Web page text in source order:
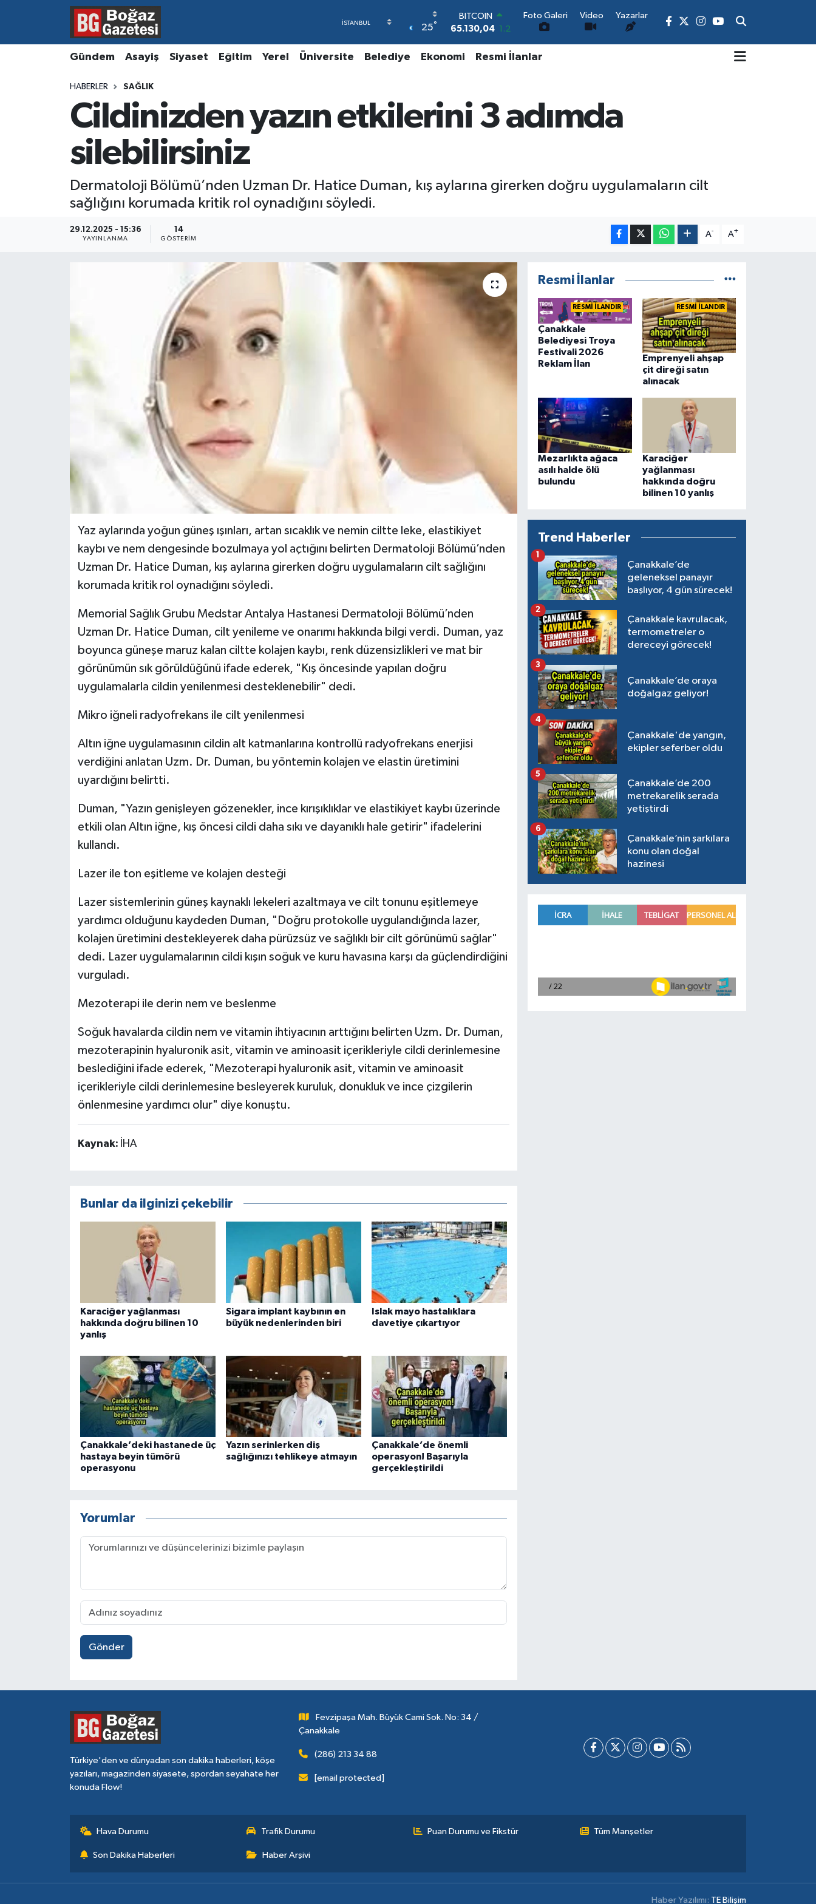
25°
65.130,04
DOLAR
47,7106 0.17
EURO
GRAM ALTIN
6648.99 2.59
Foto Galeri Video Yazarlar
Gündem Asayiş Siyaset Eğitim Yerel Üniversite Belediye Ekonomi Resmi İlanlar
HABERLER SAĞLIK
Cildinizden yazın etkilerini 3 adımda
silebilirsiniz
Dermatoloji Bölümü’nden Uzman Dr. Hatice Duman, kış aylarına girerken doğru uygulamaların cilt
sağlığını korumada kritik rol oynadığını söyledi.
29.12.2025 - 15:36
YAYINLANMA
14
GÖSTERIM
A- A+
Yaz aylarında yoğun güneş ışınları, artan sıcaklık ve nemin ciltte leke, elastikiyet
kaybı ve nem dengesinde bozulmaya yol açtığını belirten Dermatoloji Bölümü’nden
Uzman Dr. Hatice Duman, kış aylarına girerken doğru uygulamaların cilt sağlığını
korumada kritik rol oynadığını söyledi.
Memorial Sağlık Grubu Medstar Antalya Hastanesi Dermatoloji Bölümü’nden
Uzman Dr. Hatice Duman, cilt yenileme ve onarımı hakkında bilgi verdi. Duman, yaz
boyunca güneşe maruz kalan ciltte kolajen kaybı, renk düzensizlikleri ve mat bir
görünümün sık görüldüğünü ifade ederek, "Kış öncesinde yapılan doğru
uygulamalarla cildin yenilenmesi desteklenebilir" dedi.
Mikro iğneli radyofrekans ile cilt yenilenmesi
Altın iğne uygulamasının cildin alt katmanlarına kontrollü radyofrekans enerjisi
verdiğini anlatan Uzm. Dr. Duman, bu yöntemin kolajen ve elastin üretimini
uyardığını belirtti.
Duman, "Yazın genişleyen gözenekler, ince kırışıklıklar ve elastikiyet kaybı üzerinde
etkili olan Altın iğne, kış öncesi cildi daha sıkı ve dayanıklı hale getirir" ifadelerini
kullandı.
Lazer ile ton eşitleme ve kolajen desteği
Lazer sistemlerinin güneş kaynaklı lekeleri azaltmaya ve cilt tonunu eşitlemeye
yardımcı olduğunu kaydeden Duman, "Doğru protokolle uygulandığında lazer,
kolajen üretimini destekleyerek daha pürüzsüz ve sağlıklı bir cilt görünümü sağlar"
dedi. Lazer uygulamalarının cildi kışın soğuk ve kuru havasına karşı da güçlendirdiğini
vurguladı.
Mezoterapi ile derin nem ve beslenme
Soğuk havalarda cildin nem ve vitamin ihtiyacının arttığını belirten Uzm. Dr. Duman,
mezoterapinin hyaluronik asit, vitamin ve aminoasit içerikleriyle cildi derinlemesine
beslediğini ifade ederek, "Mezoterapi hyaluronik asit, vitamin ve aminoasit
içerikleriyle cildi derinlemesine besleyerek kuruluk, donukluk ve ince çizgilerin
önlenmesine yardımcı olur" diye konuştu.
Kaynak: İHA
Bunlar da ilginizi çekebilir
Karaciğer yağlanması
hakkında doğru bilinen 10
yanlış
Sigara implant kaybının en
büyük nedenlerinden biri
Islak mayo hastalıklara
davetiye çıkartıyor
Çanakkale’deki hastanede üç
hastaya beyin tümörü
operasyonu
Yazın serinlerken diş
sağlığınızı tehlikeye atmayın
Çanakkale’de önemli
operasyon! Başarıyla
gerçekleştirildi
Yorumlar
Gönder
Resmi İlanlar
RESMİ İLANDIR
Çanakkale
Belediyesi Troya
Festivali 2026
Reklam İlan
RESMİ İLANDIR
Emprenyeli ahşap
çit direği satın
alınacak
Mezarlıkta ağaca
asılı halde ölü
bulundu
Karaciğer
yağlanması
hakkında doğru
bilinen 10 yanlış
Trend Haberler
Çanakkale’de
geleneksel panayır
başlıyor, 4 gün sürecek!
1
Çanakkale kavrulacak,
termometreler o
dereceyi görecek!
2
Çanakkale’de oraya
doğalgaz geliyor!
3
Çanakkale'de yangın,
ekipler seferber oldu
4
Çanakkale’de 200
metrekarelik serada
yetiştirdi
5
Çanakkale’nin şarkılara
konu olan doğal
hazinesi
6
Türkiye'den ve dünyadan son dakika haberleri, köşe
yazıları, magazinden siyasete, spordan seyahate her
konuda Flow!
Fevzipaşa Mah. Büyük Cami Sok. No: 34 /
Çanakkale
(286) 213 34 88
[email protected]
Hava Durumu Trafik Durumu Puan Durumu ve Fikstür Tüm Manşetler
Son Dakika Haberleri Haber Arşivi
Haber Yazılımı: TE Bilişim
Asayiş
Ekonomi
Magazin
Resmi İlanlar
Hava Durumu
Süper Lig Puan Durumu ve Fikstür
Tüm Manşetler
Haber Arşivi